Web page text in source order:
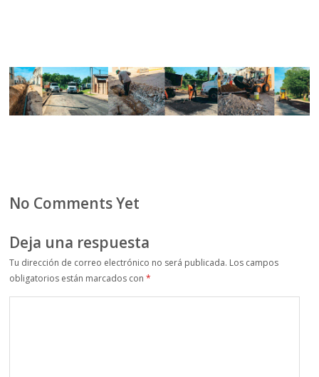
No Comments Yet
Deja una respuesta
Tu dirección de correo electrónico no será publicada. Los campos
obligatorios están marcados con*